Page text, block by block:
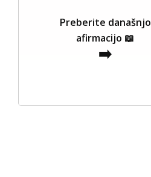
Preberite današnjo
afirmacijo 📖
➡️